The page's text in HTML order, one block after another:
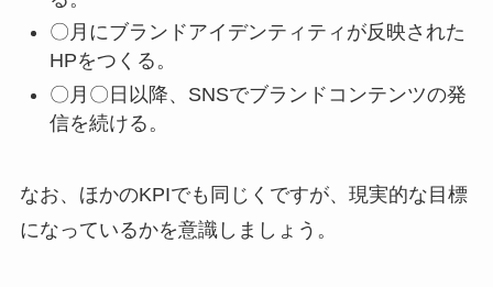
〇月にブランドアイデンティティが反映された
HPをつくる。
〇月〇日以降、SNSでブランドコンテンツの発
信を続ける。
なお、ほかのKPIでも同じくですが、現実的な目標
になっているかを意識しましょう。